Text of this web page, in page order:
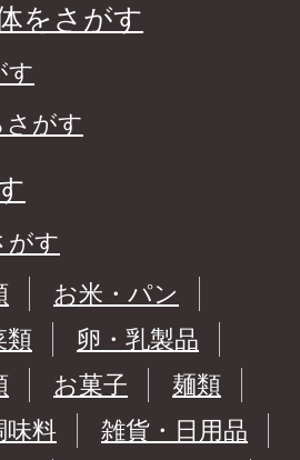
をさがす
す
さがす
がす
お米・パン
類
卵・乳製品
お菓子
麺類
味料
雑貨・日用品